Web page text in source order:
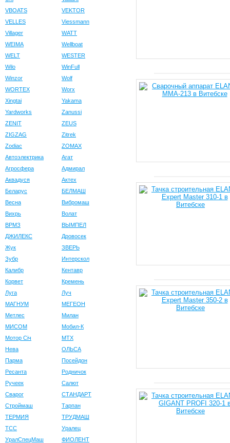
VBOATS
VEKTOR
VELLES
Viessmann
Villager
WATT
WEIMA
Wellboat
WELT
WESTER
Wilo
WinFull
Winzor
Wolf
WORTEX
Worx
Xingtai
Yakama
Yardworks
Zanussi
ZENIT
ZEUS
ZIGZAG
Zitrek
Zodiac
ZOMAX
Автоэлектрика
Агат
Агросфера
Адмирал
Аквадуся
Актех
Беларус
БЕЛМАШ
Весна
Вибромаш
Вихрь
Волат
ВРМЗ
ВЫМПЕЛ
ДЖИЛЕКС
Дровосек
Жук
ЗВЕРЬ
Зубр
Интерскол
Калибр
Кентавр
Корвет
Кремень
Луга
Луч
МАГНУМ
МЕГЕОН
Метлес
Милан
МИСОМ
Мобил-К
Мотор Сiч
МТХ
Нева
ОЛЬСА
Парма
Посейдон
Ресанта
Родничок
Ручеек
Салют
Сварог
СТАНДАРТ
Строймаш
Тарпан
ТЕРМИЯ
ТРУДМАШ
ТСС
Уралец
УралСпецМаш
ФИОЛЕНТ